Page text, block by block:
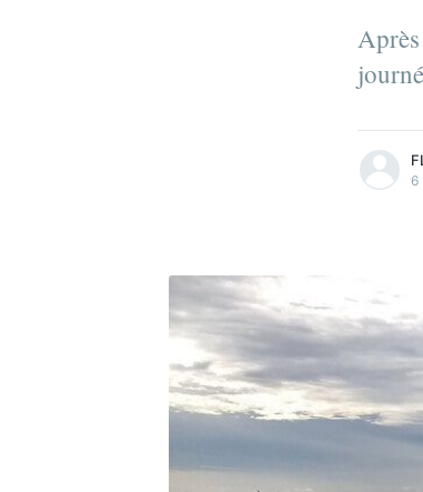
6